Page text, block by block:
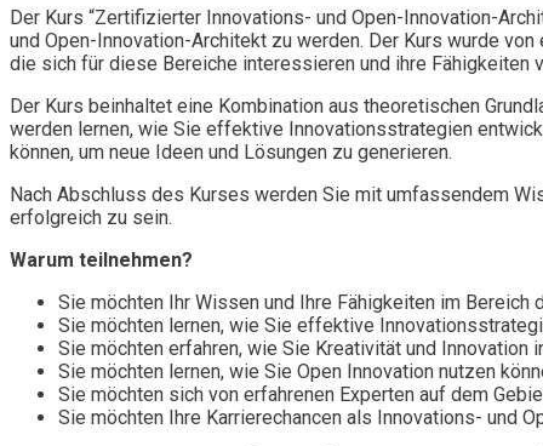
Der Kurs “Zertifizierter Innovations- und Open-Innovation-
und Open-Innovation-Architekt zu werden. Der Kurs wurde
die sich für diese Bereiche interessieren und ihre Fähigkeiten
Der Kurs beinhaltet eine Kombination aus theoretischen
werden lernen, wie Sie effektive Innovationsstrategien
können, um neue Ideen und Lösungen zu generieren.
Nach Abschluss des Kurses werden Sie mit umfassendem
erfolgreich zu sein.
Warum teilnehmen?
Sie möchten Ihr Wissen und Ihre Fähigkeiten im
Sie möchten lernen, wie Sie effektive
Sie möchten erfahren, wie Sie Kreativität und Innovation
Sie möchten lernen, wie Sie Open Innovation nutzen
Sie möchten sich von erfahrenen Experten auf dem
Sie möchten Ihre Karrierechancen als Innovations- und